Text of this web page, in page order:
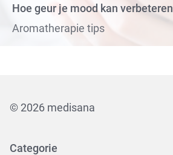
Hoe geur je mood kan verbeteren
Aromatherapie tips
© 2026 medisana
Categorie